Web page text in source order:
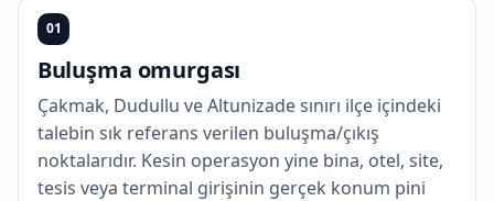
01
Buluşma omurgası
Çakmak, Dudullu ve Altunizade sınırı ilçe içindeki
talebin sık referans verilen buluşma/çıkış
noktalarıdır. Kesin operasyon yine bina, otel, site,
tesis veya terminal girişinin gerçek konum pini